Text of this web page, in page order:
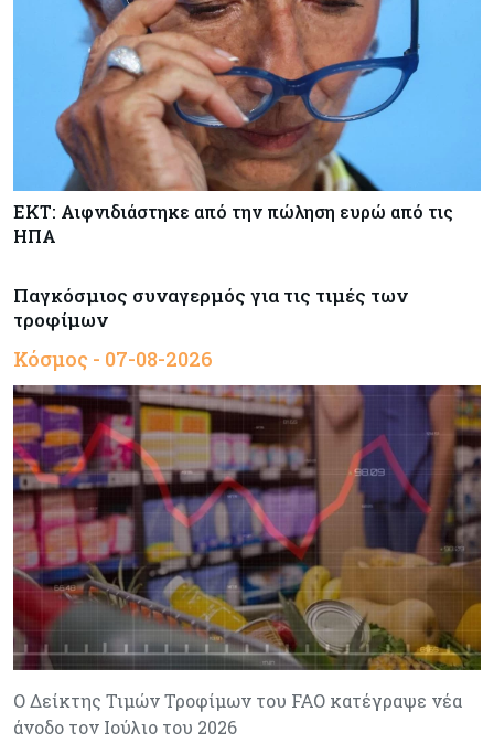
ΕΚΤ: Αιφνιδιάστηκε από την πώληση ευρώ από τις
ΗΠΑ
Παγκόσμιος συναγερμός για τις τιμές των
τροφίμων
Κόσμος - 07-08-2026
Ο Δείκτης Τιμών Τροφίμων του FAO κατέγραψε νέα
άνοδο τον Ιούλιο του 2026